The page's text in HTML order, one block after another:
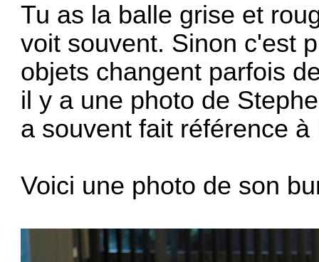
Tu as la balle grise et
voit souvent. Sinon c'est
objets changent parfois
il y a une photo de
a souvent fait référence à
Voici une photo de son